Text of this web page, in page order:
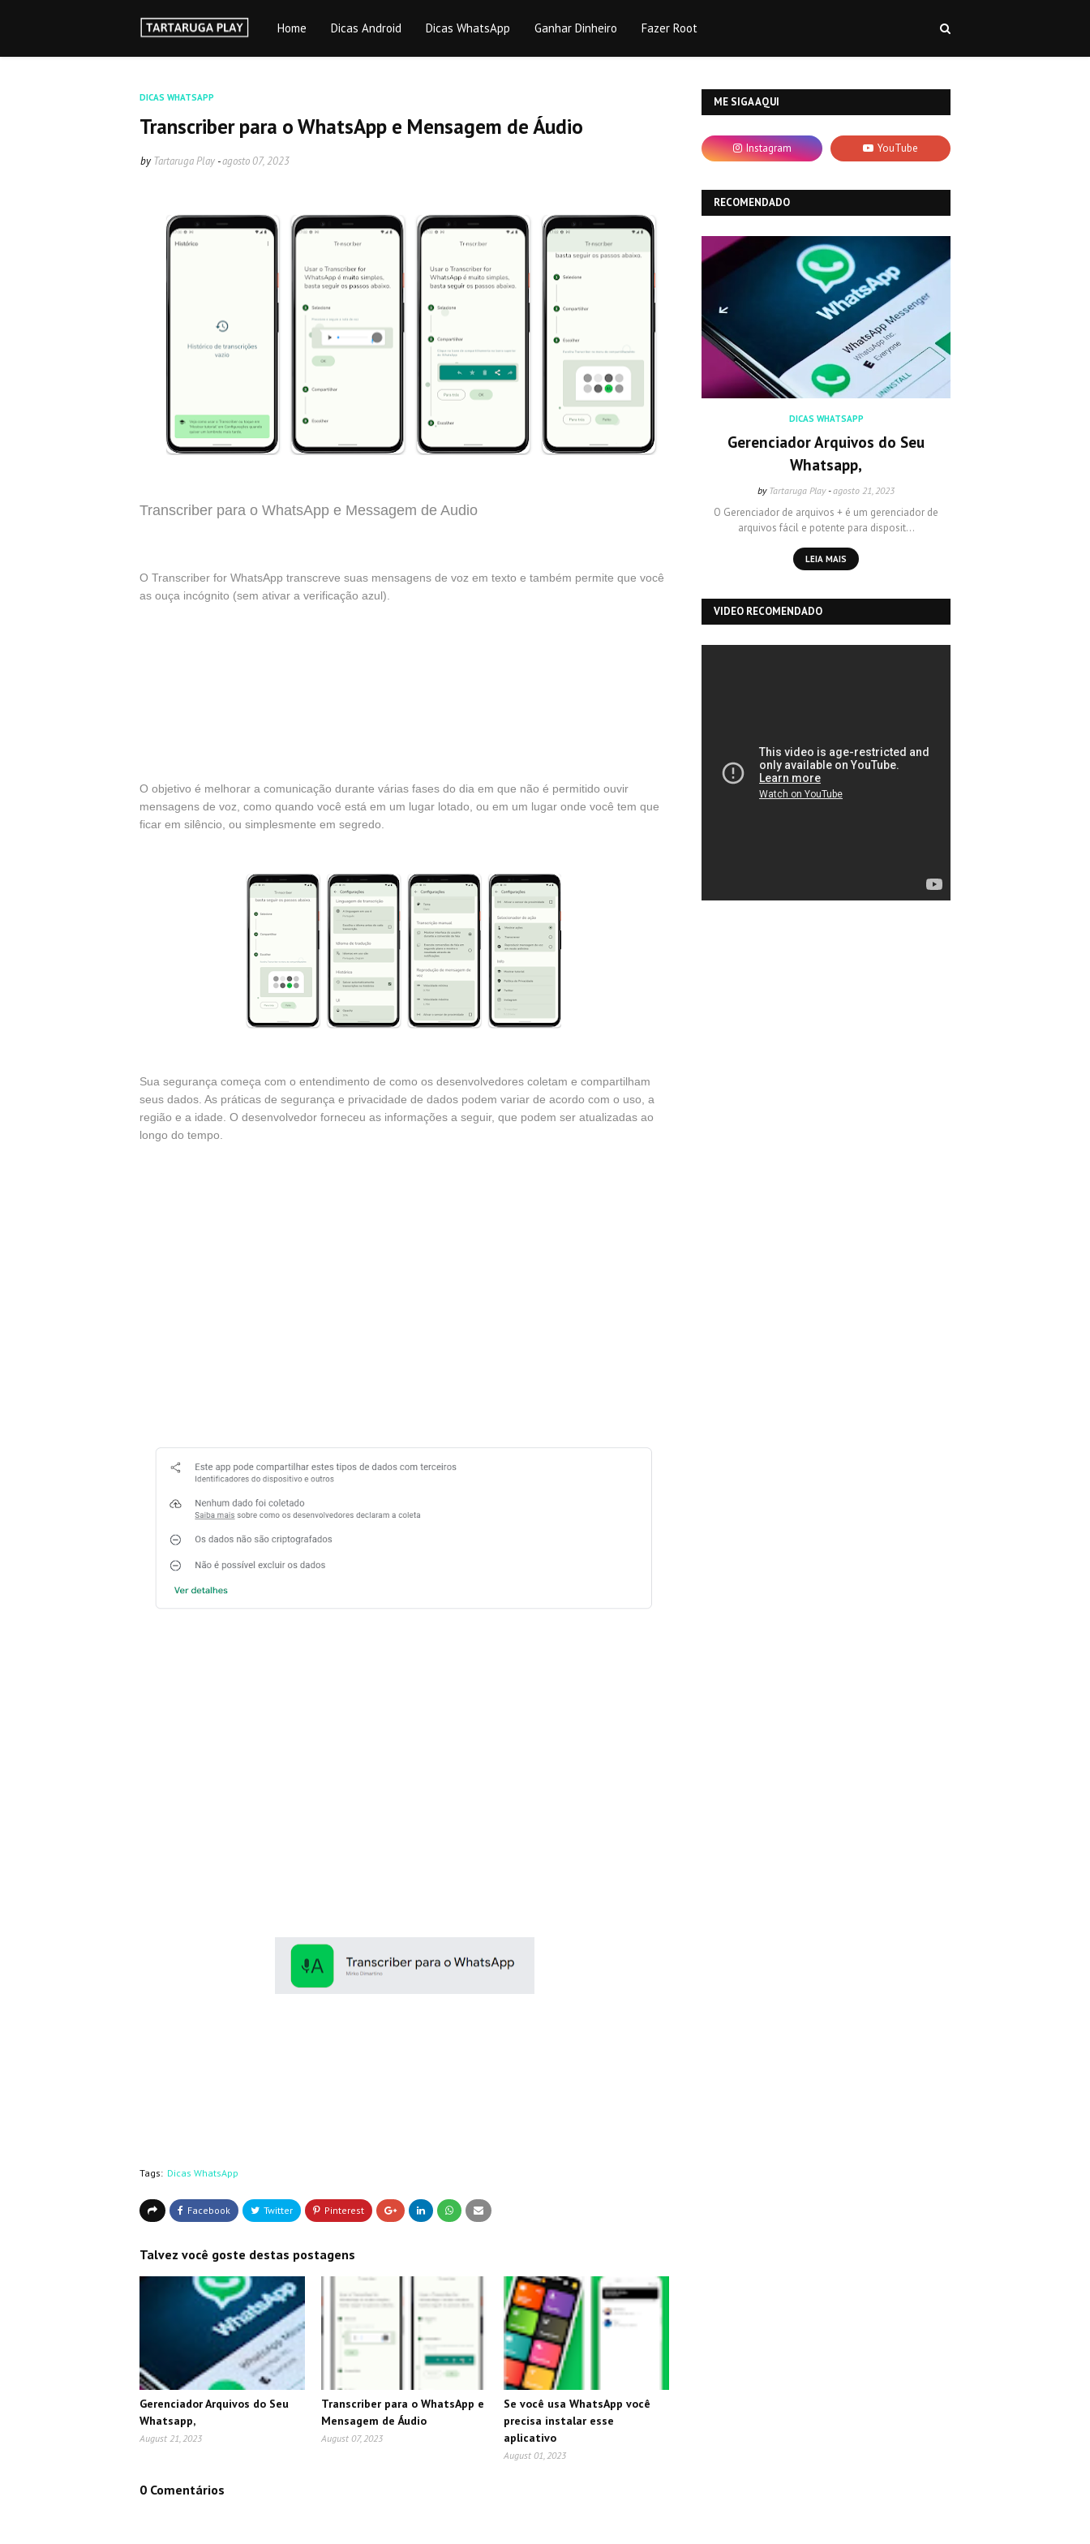
Home Dicas Android Dicas WhatsApp Ganhar Dinheiro Fazer Root
DICAS WHATSAPP
Transcriber para o WhatsApp e Mensagem de Áudio
by Tartaruga Play -agosto 07, 2023
Transcriber para o WhatsApp e Messagem de Audio
O Transcriber for WhatsApp transcreve suas mensagens de voz em texto e também permite que você
as ouça incógnito (sem ativar a verificação azul).
O objetivo é melhorar a comunicação durante várias fases do dia em que não é permitido ouvir
mensagens de voz, como quando você está em um lugar lotado, ou em um lugar onde você tem que
ficar em silêncio, ou simplesmente em segredo.
Sua segurança começa com o entendimento de como os desenvolvedores coletam e compartilham
seus dados. As práticas de segurança e privacidade de dados podem variar de acordo com o uso, a
região e a idade. O desenvolvedor forneceu as informações a seguir, que podem ser atualizadas ao
longo do tempo.
Tags: Dicas WhatsApp
Talvez você goste destas postagens
Gerenciador Arquivos do Seu
Whatsapp,
August 21, 2023
Transcriber para o WhatsApp e
Mensagem de Áudio
August 07, 2023
Se você usa WhatsApp você
precisa instalar esse
aplicativo
August 01, 2023
0 Comentários
ME SIGA AQUI
RECOMENDADO
DICAS WHATSAPP
Gerenciador Arquivos do Seu
Whatsapp,
by Tartaruga Play -agosto 21, 2023
O Gerenciador de arquivos + é um gerenciador de
arquivos fácil e potente para disposit…
LEIA MAIS
VIDEO RECOMENDADO